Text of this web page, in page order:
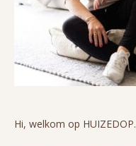
Hi, welkom op HUIZEDOP.